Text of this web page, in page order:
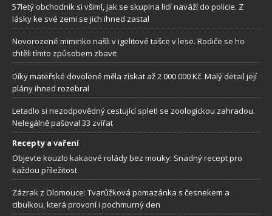
57letý obchodník si všiml, jak se skupina lidí naváží do policie. Z
lásky ke své zemi se jich ihned zastal
Novorozené miminko našli v igelitové tašce v lese. Rodiče se ho
chtěli tímto způsobem zbavit
Díky mateřské dovolené měla získat až 2 000 000 Kč. Malý detail její
plány ihned rozebral
Letadlo si nezodpovědný cestující spletl se zoologickou zahradou.
Nelegálně pašoval 33 zvířat
Recepty a vaření
Objevte kouzlo kakaové rolády bez mouky: Snadný recept pro
každou příležitost
Zázrak z Olomouce: Tvarůžková pomazánka s česnekem a
cibulkou, která provoní i pochmurný den